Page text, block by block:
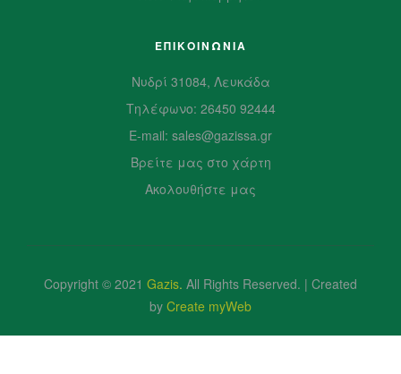
ΕΠΙΚΟΙΝΩΝΙΑ
Νυδρί 31084, Λευκάδα
Τηλέφωνο: 26450 92444
E-mail: sales@gazissa.gr
Βρείτε μας στο χάρτη
Ακολουθήστε μας
Copyright © 2021 Gazis. All Rights Reserved. | Created
by Create myWeb